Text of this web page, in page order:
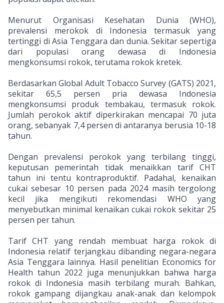
Menurut Organisasi Kesehatan Dunia (WHO),
prevalensi merokok di Indonesia termasuk yang
tertinggi di Asia Tenggara dan dunia. Sekitar sepertiga
dari populasi orang dewasa di Indonesia
mengkonsumsi rokok, terutama rokok kretek.
Berdasarkan Global Adult Tobacco Survey (GATS) 2021,
sekitar 65,5 persen pria dewasa Indonesia
mengkonsumsi produk tembakau, termasuk rokok.
Jumlah perokok aktif diperkirakan mencapai 70 juta
orang, sebanyak 7,4 persen di antaranya berusia 10-18
tahun.
Dengan prevalensi perokok yang terbilang tinggi,
keputusan pemerintah tidak menaikkan tarif CHT
tahun ini tentu kontraproduktif. Padahal, kenaikan
cukai sebesar 10 persen pada 2024 masih tergolong
kecil jika mengikuti rekomendasi WHO yang
menyebutkan minimal kenaikan cukai rokok sekitar 25
persen per tahun.
Tarif CHT yang rendah membuat harga rokok di
Indonesia relatif terjangkau dibanding negara-negara
Asia Tenggara lainnya. Hasil penelitian Economics for
Health tahun 2022 juga menunjukkan bahwa harga
rokok di Indonesia masih terbilang murah. Bahkan,
rokok gampang dijangkau anak-anak dan kelompok